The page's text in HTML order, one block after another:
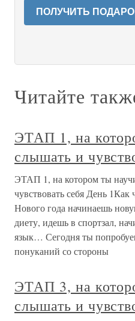
ПОЛУЧИТЬ
Читайте
ЭТАП 1, на
слышать и
ЭТАП 1, на котором ты
чувствовать себя День 1Как
Нового года начинаешь
диету, идешь в спортзал,
язык… Сегодня ты
понуканий со стороны
ЭТАП 3, на
слышать и